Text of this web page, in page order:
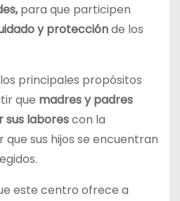
para que participen
y protecciónde los
principales propósitos
que madres y padres
sus laborescon la
sus hijos se encuentran
este centro ofrece a